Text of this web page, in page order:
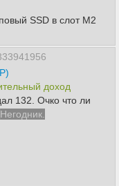
SSD в слот М2
доход
132. Очко что ли
Негодник.